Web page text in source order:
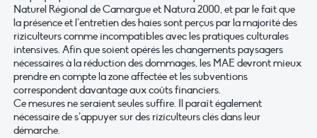
Naturel Régional de Camargue et Natura 2000, et par le fait que
la présence et l’entretien des haies sont perçus par la majorité des
riziculteurs comme incompatibles avec les pratiques culturales
intensives. Afin que soient opérés les changements paysagers
nécessaires à la réduction des dommages, les MAE devront mieux
prendre en compte la zone affectée et les subventions
correspondent davantage aux coûts financiers.
Ce mesures ne seraient seules suffire. Il paraît également
nécessaire de s’appuyer sur des riziculteurs clés dans leur
démarche.